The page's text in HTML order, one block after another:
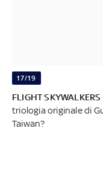
17/19
FLIGHTSKYWALKERS
triologia originale di
Taiwan?